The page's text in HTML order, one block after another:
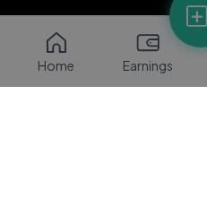
Home Earnings